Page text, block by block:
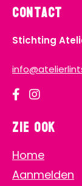
Contact
Stichting
Zie ook
Home
Aanmelden